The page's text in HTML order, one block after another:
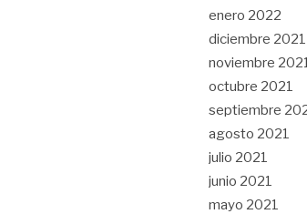
enero 2022
diciembre 2021
noviembre
octubre 2021
septiembre
agosto 2021
julio 2021
junio 2021
mayo 2021